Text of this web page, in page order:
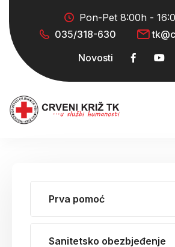
Pon-Pet 8:00h -
035/318-630
Novosti
Prva pomoć
Sanitetsko obezbjeđenje